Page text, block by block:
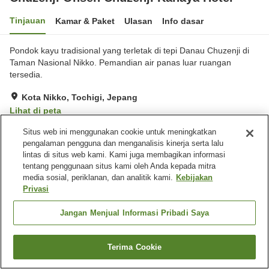
Tinjauan Kamar & Paket Ulasan Info dasar
Pondok kayu tradisional yang terletak di tepi Danau Chuzenji di
Taman Nasional Nikko. Pemandian air panas luar ruangan
tersedia.
Kota Nikko, Tochigi, Jepang
Lihat di peta
Hebat Ulasan:465
Fasilitas properti
Tempat parkir
Spa / Salon kecantikan
Restoran
Beranda Jepang Tochigi
Kota Nikko
Chuzenji Onsen Chuzenji Kanaya Hotel
Cari kamar
Situs web ini menggunakan cookie untuk meningkatkan
pengalaman pengguna dan menganalisis kinerja serta lalu
lintas di situs web kami. Kami juga membagikan informasi
tentang penggunaan situs kami oleh Anda kepada mitra
media sosial, periklanan, dan analitik kami. Kebijakan
Privasi
Jangan Menjual Informasi Pribadi Saya
Terima Cookie